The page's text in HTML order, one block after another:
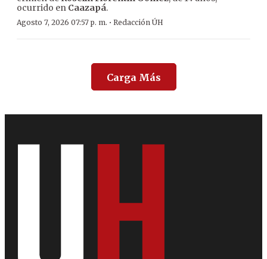
ocurrido en Caazapá.
Agosto 7, 2026 07:57 p. m. · Redacción ÚH
Carga Más